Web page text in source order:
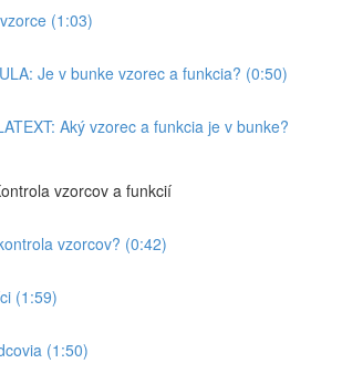
(1:03)
Je v bunke vzorec a funkcia? (0:50)
Aký vzorec a funkcia je v bunke?
vzorcov a funkcií
vzorcov? (0:42)
(1:59)
(1:50)